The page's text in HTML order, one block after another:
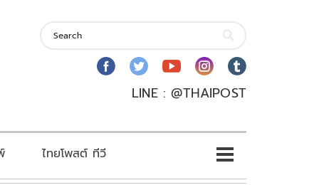
LINE : @THAIPOST
ไทยโพสต์ ทีวี